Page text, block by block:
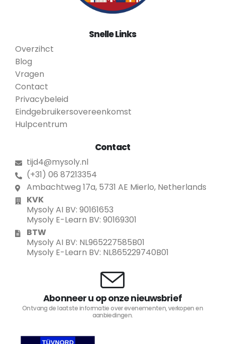
Snelle Links
Overzihct
Blog
Vragen
Contact
Privacybeleid
Eindgebruikersovereenkomst
Hulpcentrum
Contact
tijd4@mysoly.nl
(+31) 06 87213354
Ambachtweg 17a, 5731 AE Mierlo, Netherlands
KVK
Mysoly AI BV: 90161653
Mysoly E-Learn BV: 90169301
BTW
Mysoly AI BV: NL965227585B01
Mysoly E-Learn BV: NL865229740B01
Abonneer u op onze nieuwsbrief
Ontvang de laatste informatie over evenementen, verkopen en
aanbiedingen.